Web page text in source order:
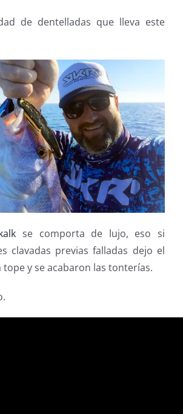
de dentelladas que lleva este
se comporta de lujo, eso si
clavadas previas falladas dejo el
y se acabaron las tonterías.